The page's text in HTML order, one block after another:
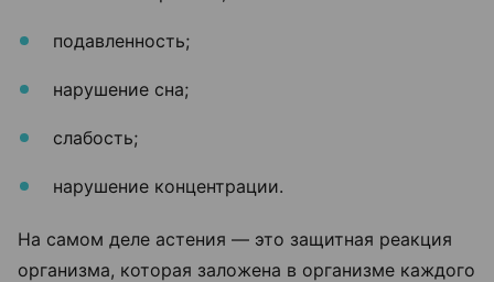
подавленность;
нарушение сна;
слабость;
нарушение концентрации.
На самом деле астения — это защитная реакция
организма, которая заложена в организме каждого